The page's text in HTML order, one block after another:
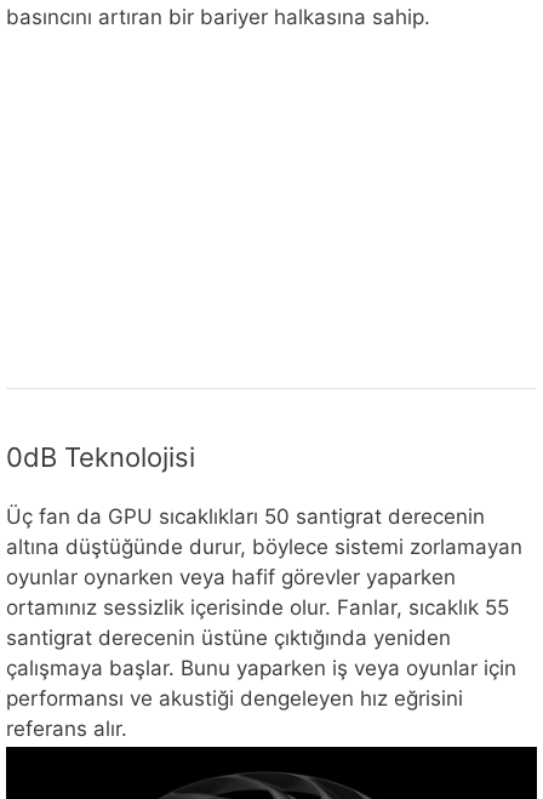
basıncını artıran bir bariyer halkasına sahip.
0dB Teknolojisi
Üç fan da GPU sıcaklıkları 50 santigrat derecenin
altına düştüğünde durur, böylece sistemi zorlamayan
oyunlar oynarken veya hafif görevler yaparken
ortamınız sessizlik içerisinde olur. Fanlar, sıcaklık 55
santigrat derecenin üstüne çıktığında yeniden
çalışmaya başlar. Bunu yaparken iş veya oyunlar için
performansı ve akustiği dengeleyen hız eğrisini
referans alır.